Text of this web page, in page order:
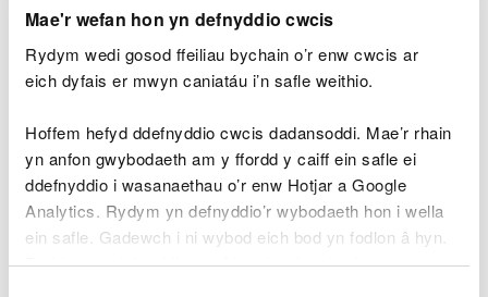
Mae'r wefan hon yn defnyddio cwcis
Rydym wedi gosod ffeiliau bychain o’r enw cwcis ar
eich dyfais er mwyn caniatáu i’n safle weithio.
Hoffem hefyd ddefnyddio cwcis dadansoddi. Mae’r rhain
yn anfon gwybodaeth am y ffordd y caiff ein safle ei
ddefnyddio i wasanaethau o’r enw Hotjar a Google
Analytics. Rydym yn defnyddio’r wybodaeth hon i wella
ein safle. Gadewch i ni wybod eich bod yn fodlon â hyn.
Byddwn yn defnyddio cwci i gadw eich dewis.